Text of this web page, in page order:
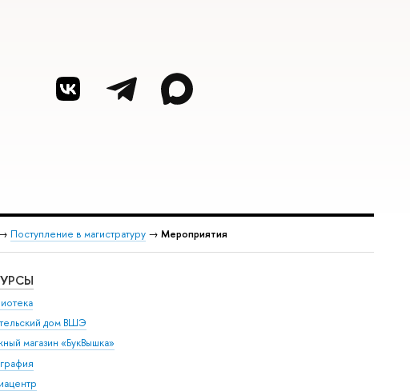
Поступление в магистратуру→ Мероприятия
дом ВШЭ
магазин «БукВышка»